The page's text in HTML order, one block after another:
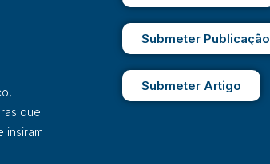
que
insiram
Submeter Publicação
Submeter Artigo